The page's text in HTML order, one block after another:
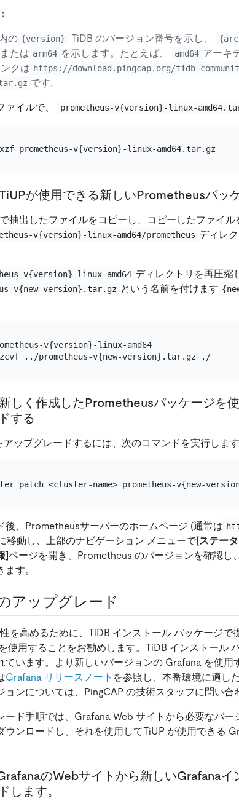
の {version} TiDB のバージョン番号を示し、
または arm64 を示します。たとえば、 amd64 アーキ
クは https://download.pingcap.org/tidb-
です。
ァイルで、 prometheus-v{version}-linux-
tar -xzf prometheus-v{version}-linux-amd64.tar.gz
が使用できる新しいPrometheusパッ
で抽出したファイルをコピーし、コピーしたファイル
v{version}-linux-amd64/prometheus ディレ
v{version}-linux-amd64 ディレクトリを再圧縮
v{new-version}.tar.gz という名前を付けます
v{version}-linux-amd64
tar -zcvf ../prometheus-v{new-version}.tar.gz ./
しく作成したPrometheusパッケージを
する
ップグレードするには、次のコマンドを実行します
後、Prometheusサーバーのホームページ (通常は
移動し、上部のナビゲーション メニューで[ステー
]ページを開き、Prometheus のバージョンを確認し
す。
アップグレード
を高めるために、TiDB インストール パッケージで
使用することをお勧めします。TiDB インストール
ています。より新しいバージョンの Grafana を使
Grafana リリースノート を参照し、本番環境に適し
ョンについては、PingCAP の技術スタッフに問い合
ード手順では、Grafana Web サイトから必要なバ
ウンロードし、それを使用してTiUP が使用できる
のWebサイトから新しいGrafana
します。